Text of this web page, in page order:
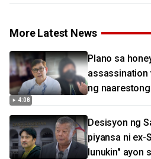
More Latest News
4:08
Plano sa
assassination
ng
Desisyon ng
piyansa ni ex-
lunukin" ayon